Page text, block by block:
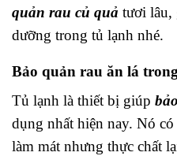
quản rau củ quả tươi lâu,
dưỡng trong tủ lạnh nhé.
Bảo quản rau ăn lá
Tủ lạnh là thiết bị giúp
dụng nhất hiện nay. Nó
làm mát nhưng thực chất